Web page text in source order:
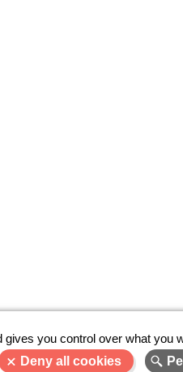
you control over what you
Deny all cookies